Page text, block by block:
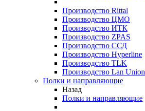
Производство Rittal
Производство ЦМО
Производство ИТК
Производство ZPAS
Производство ССД
Производство Hyperline
Производство TLK
Производство Lan Union
Полки и направляющие
Назад
Полки и направляющие